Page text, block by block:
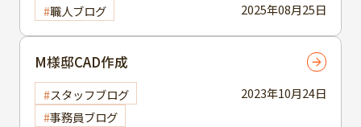
2025年08月25日
職人ブログ
2023年10月24日
M様邸CAD作成
スタッフブログ
事務員ブログ